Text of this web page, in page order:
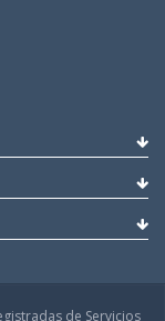
de Servicios